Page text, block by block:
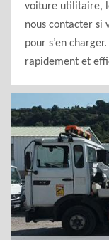
voiture utilitaire,
nous contacter si
pour s’en
rapidement et